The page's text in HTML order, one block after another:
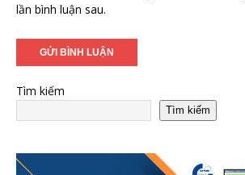
lần bình luận sau.
Tìm kiếm
Tìm kiếm